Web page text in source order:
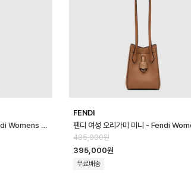
펜디 여성 오리가미 미니 - Fendi Womens Origami Mini - feb170…
FENDI
485,000원
395,000원
무료배송